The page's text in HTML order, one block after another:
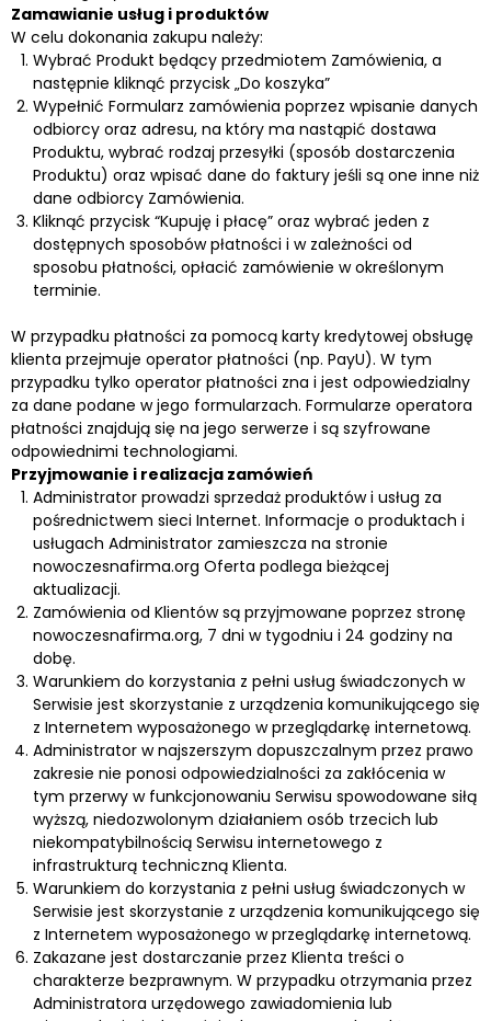
Zamawianie usług i produktów
W celu dokonania zakupu należy:
Wybrać Produkt będący przedmiotem Zamówienia, a
następnie kliknąć przycisk „Do koszyka”
Wypełnić Formularz zamówienia poprzez wpisanie danych
odbiorcy oraz adresu, na który ma nastąpić dostawa
Produktu, wybrać rodzaj przesyłki (sposób dostarczenia
Produktu) oraz wpisać dane do faktury jeśli są one inne niż
dane odbiorcy Zamówienia.
Kliknąć przycisk “Kupuję i płacę” oraz wybrać jeden z
dostępnych sposobów płatności i w zależności od
sposobu płatności, opłacić zamówienie w określonym
terminie.
W przypadku płatności za pomocą karty kredytowej obsługę
klienta przejmuje operator płatności (np. PayU). W tym
przypadku tylko operator płatności zna i jest odpowiedzialny
za dane podane w jego formularzach. Formularze operatora
płatności znajdują się na jego serwerze i są szyfrowane
odpowiednimi technologiami.
Przyjmowanie i realizacja zamówień
Administrator prowadzi sprzedaż produktów i usług za
pośrednictwem sieci Internet. Informacje o produktach i
usługach Administrator zamieszcza na stronie
nowoczesnafirma.org Oferta podlega bieżącej
aktualizacji.
Zamówienia od Klientów są przyjmowane poprzez stronę
nowoczesnafirma.org, 7 dni w tygodniu i 24 godziny na
dobę.
Warunkiem do korzystania z pełni usług świadczonych w
Serwisie jest skorzystanie z urządzenia komunikującego się
z Internetem wyposażonego w przeglądarkę internetową.
Administrator w najszerszym dopuszczalnym przez prawo
zakresie nie ponosi odpowiedzialności za zakłócenia w
tym przerwy w funkcjonowaniu Serwisu spowodowane siłą
wyższą, niedozwolonym działaniem osób trzecich lub
niekompatybilnością Serwisu internetowego z
infrastrukturą techniczną Klienta.
Warunkiem do korzystania z pełni usług świadczonych w
Serwisie jest skorzystanie z urządzenia komunikującego się
z Internetem wyposażonego w przeglądarkę internetową.
Zakazane jest dostarczanie przez Klienta treści o
charakterze bezprawnym. W przypadku otrzymania przez
Administratora urzędowego zawiadomienia lub